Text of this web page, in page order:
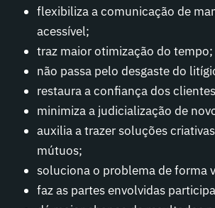
flexibiliza a comunicação de
acessível;
traz maior otimização do tempo;
não passa pelo desgaste do
restaura a confiança dos
minimiza a judicialização de
auxilia a trazer soluções
mútuos;
soluciona o problema de forma
faz as partes envolvidas